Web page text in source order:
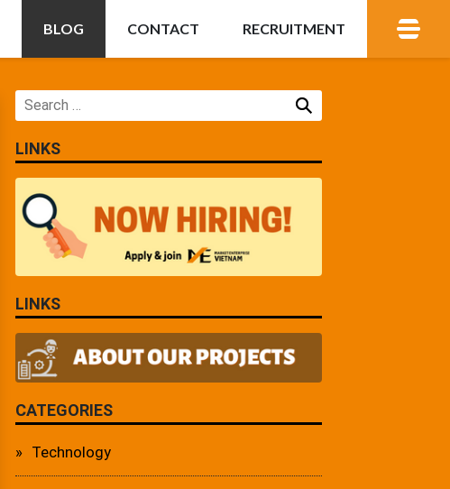
BLOG CONTACT RECRUITMENT
LINKS
LINKS
CATEGORIES
Technology